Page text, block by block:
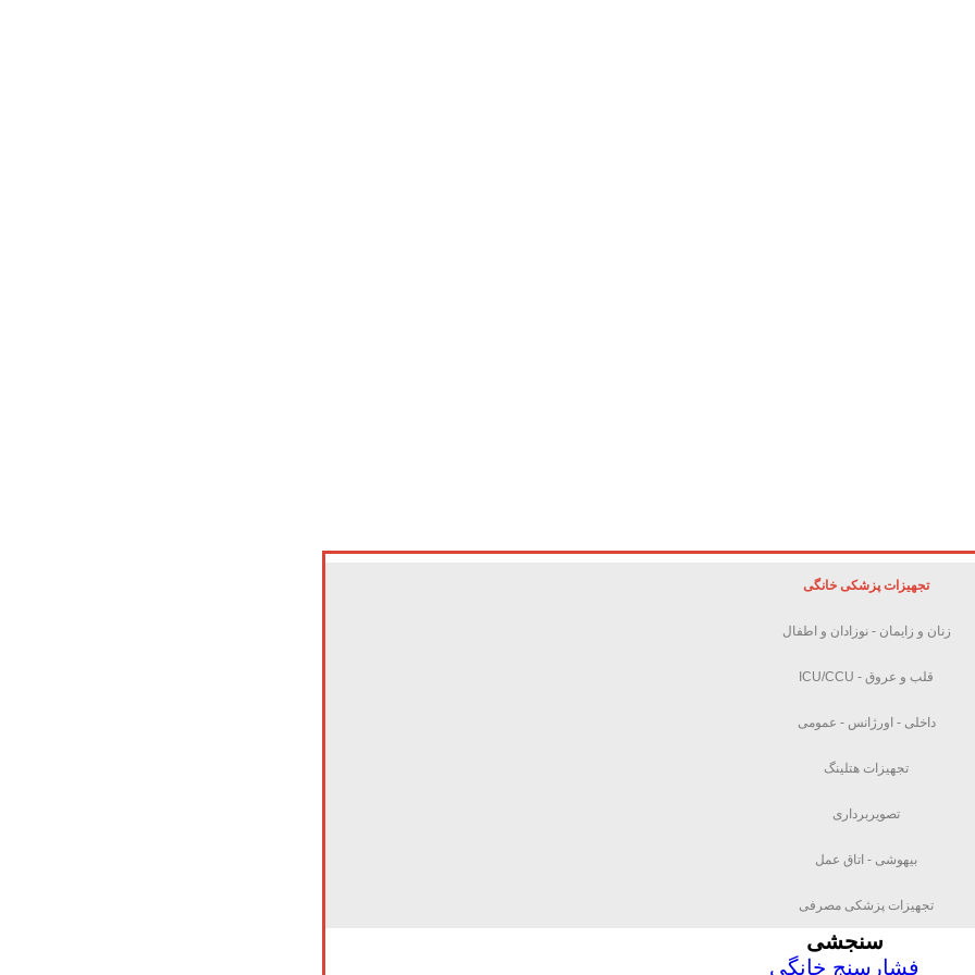
تجهیزات پزشکی خانگی
زنان و زایمان - نوزادان و اطفال
قلب و عروق - ICU/CCU
داخلی - اورژانس - عمومی
تجهیزات هتلینگ
تصویربرداری
بیهوشی - اتاق عمل
تجهیزات پزشکی مصرفی
سنجشی
فشارسنج خانگی